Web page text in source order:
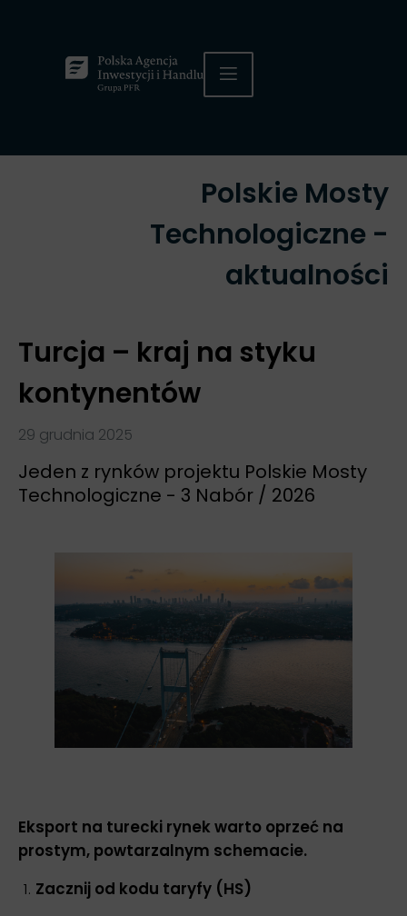
Polskie Mosty
Technologiczne -
aktualności
Turcja – kraj na styku
kontynentów
29 grudnia 2025
Jeden z rynków projektu Polskie Mosty
Technologiczne - 3 Nabór / 2026
Eksport na turecki rynek warto oprzeć na
prostym, powtarzalnym schemacie.
Zacznij od kodu taryfy (HS)